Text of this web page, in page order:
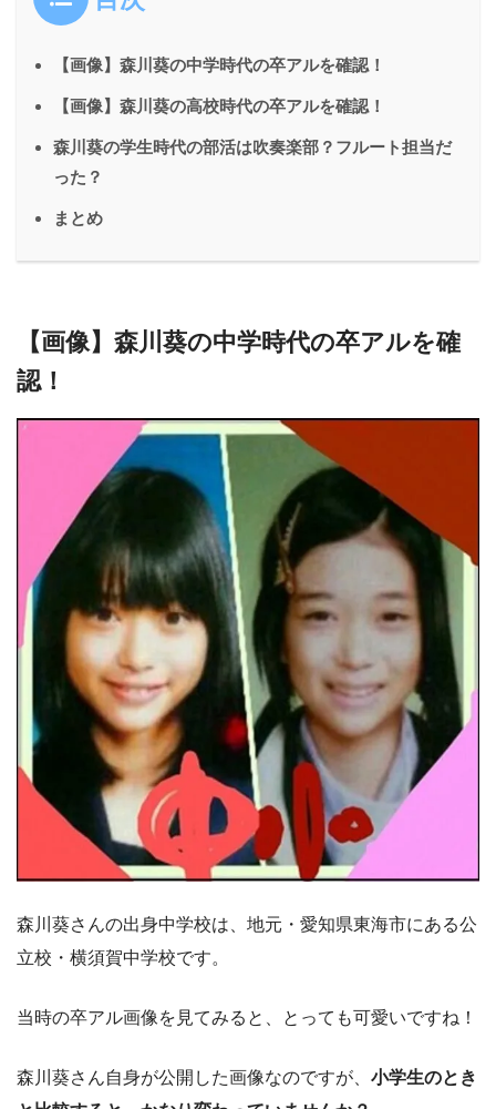
【画像】森川葵の中学時代の卒アルを確認！
【画像】森川葵の高校時代の卒アルを確認！
森川葵の学生時代の部活は吹奏楽部？フルート担当だ
った？
まとめ
【画像】森川葵の中学時代の卒アルを確
認！
森川葵さんの出身中学校は、地元・愛知県東海市にある公
立校・横須賀中学校です。
当時の卒アル画像を見てみると、とっても可愛いですね！
森川葵さん自身が公開した画像なのですが、 小学生のとき